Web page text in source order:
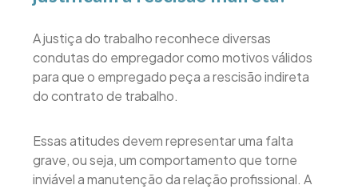
A justiça do trabalho reconhece diversas
condutas do empregador como motivos válidos
para que o empregado peça a rescisão indireta
do contrato de trabalho.
Essas atitudes devem representar uma falta
grave, ou seja, um comportamento que torne
inviável a manutenção da relação profissional. A